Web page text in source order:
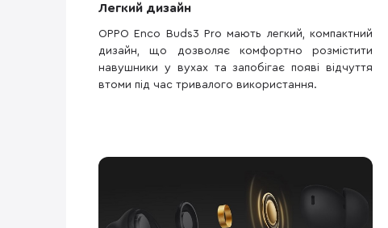
Легкий дизайн
OPPO Enco Buds3 Pro мають легкий, компактний
дизайн, що дозволяє комфортно розмістити
навушники у вухах та запобігає появі відчуття
втоми під час тривалого використання.